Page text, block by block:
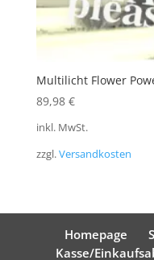
Multilicht Flower
89,98 €
inkl. MwSt.
zzgl.Versandkosten
Homepage
Kasse/